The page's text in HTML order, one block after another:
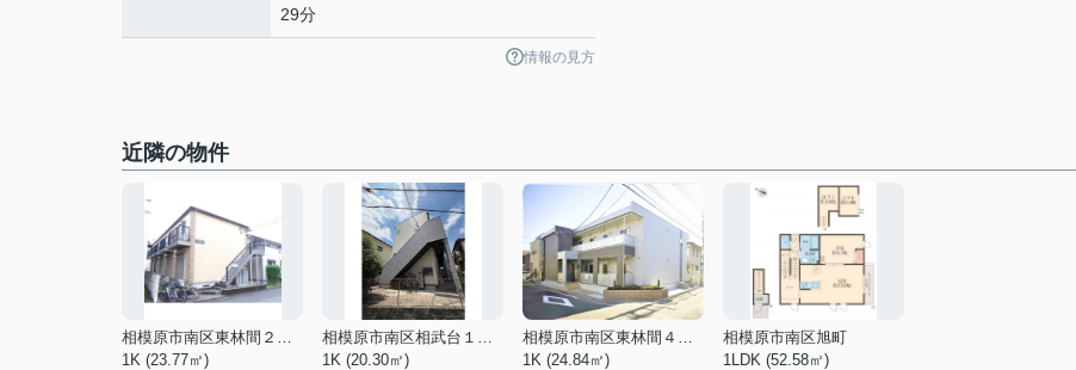
29分
情報の見方
近隣の物件
相模原市南区東林間２丁目
1K (23.77㎡)
相模原市南区相武台１丁目
1K (20.30㎡)
相模原市南区東林間４丁目
1K (24.84㎡)
相模原市南区旭町
1LDK (52.58㎡)